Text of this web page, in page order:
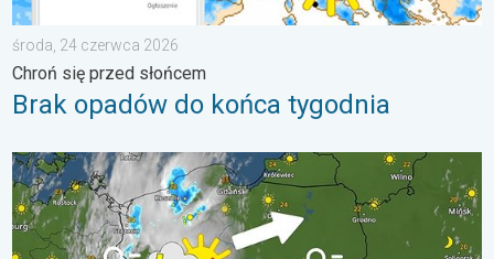
środa, 24 czerwca 2026
Chroń się przed słońcem
Brak opadów do końca tygodnia
33 stopnie w cieniu i wędrujące nawałnice. Groźna i